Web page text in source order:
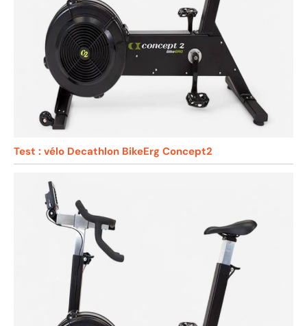
Test : vélo Decathlon BikeErg Concept2